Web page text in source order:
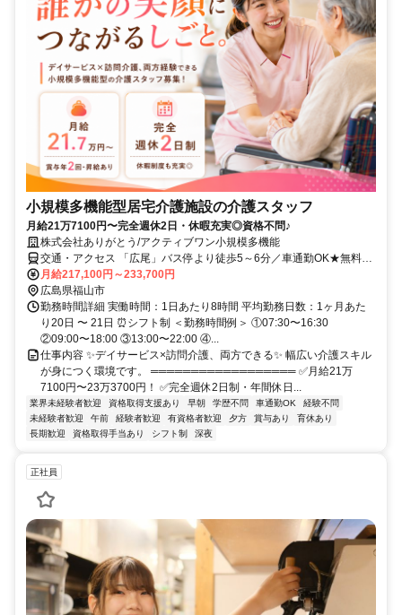
小規模多機能型居宅介護施設の介護スタッフ
月給21万7100円〜完全週休2日・休暇充実◎資格不問♪
株式会社ありがとう/アクティブワン小規模多機能
交通・アクセス 「広尾」バス停より徒歩5～6分／車通勤OK★無料駐
車場あり
月給217,100円～233,700円
広島県福山市
勤務時間詳細 実働時間：1日あたり8時間 平均勤務日数：1ヶ月あた
り20日 〜 21日 ⏰シフト制 ＜勤務時間例＞ ①07:30〜16:30
②09:00〜18:00 ③13:00〜22:00 ④...
仕事内容 ✨デイサービス×訪問介護、両方できる✨ 幅広い介護スキル
が身につく環境です。 ══════════════════ ✅月給21万
7100円〜23万3700円！ ✅完全週休2日制・年間休日...
業界未経験者歓迎 資格取得支援あり 早朝 学歴不問 車通勤OK
経験不問
未経験者歓迎
午前 経験者歓迎 有資格者歓迎 夕方 賞与あり
育休あり
長期歓迎
資格取得手当あり シフト制 深夜
正社員